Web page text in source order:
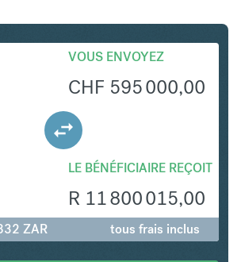
VOUS ENVOYEZ
CHF 595 000,00
LE BÉNÉFICIAIRE REÇOIT
R 11 800 015,00
ZAR tous frais inclus